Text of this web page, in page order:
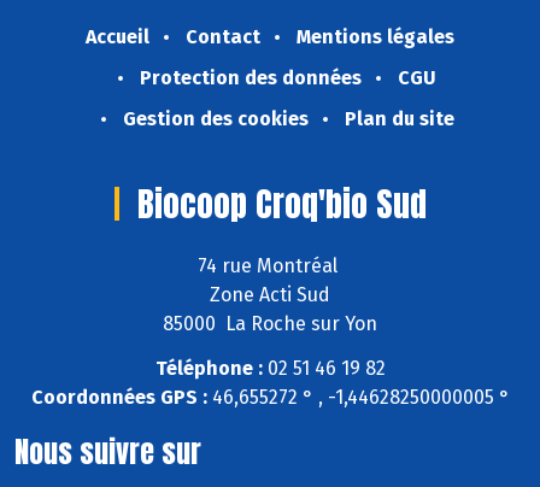
Accueil Contact
Mentions légales
Protection des données
CGU
Gestion des cookies
Plan du site
Biocoop Croq'bio Sud
74 rue Montréal
Zone Acti Sud
85000 La Roche sur Yon
Téléphone :02 51 46 19 82
Coordonnées GPS :46,655272 ° , -1,44628250000005 °
Nous suivre sur